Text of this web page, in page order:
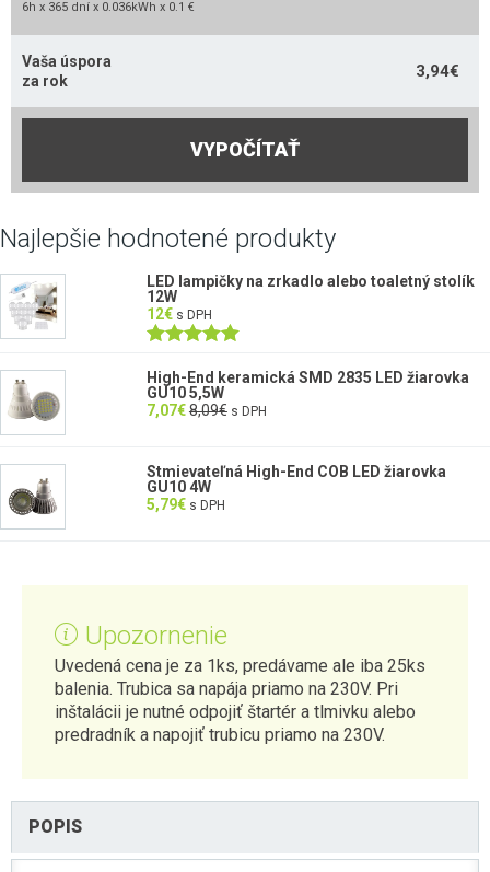
6h x 365 dní x 0.036kWh x 0.1 €
Vaša úspora
za rok
3,94€
VYPOČÍTAŤ
Najlepšie hodnotené produkty
LED lampičky na zrkadlo alebo toaletný stolík
12W
12€ s DPH
5.00z 5
High-End keramická SMD 2835 LED žiarovka
GU10 5,5W
7,07€8,09€ s DPH
Stmievateľná High-End COB LED žiarovka
GU10 4W
5,79€ s DPH
Upozornenie
Uvedená cena je za 1ks, predávame ale iba 25ks
balenia. Trubica sa napája priamo na 230V. Pri
inštalácii je nutné odpojiť štartér a tlmivku alebo
predradník a napojiť trubicu priamo na 230V.
POPIS